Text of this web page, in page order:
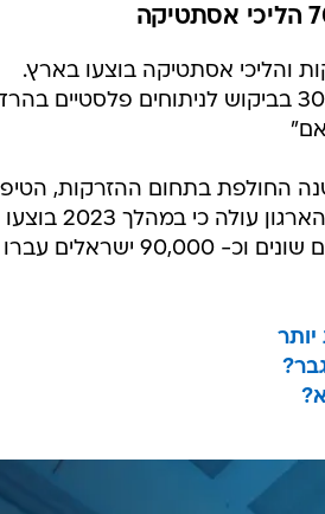
ניתוח פלסטי וכ - 700 אלף הזרקות והליכי אסתטיקה בוצעו בארץ.
במקביל מדווחים מומחי הארגון על עליה דרמטית של כ - 30% בביקוש לניתוחים
החולפת בתחום ההזרקות,
והניתוחים בישראל, לקראת קונגרס תל אביב 2024. מנתוני הארגון עולה כי במהלך 2023 בוצעו
בארץ כ- 700,000 הזרקות והליכי אסתטיקה רפואית מסוגים שונים וכ- 90,000 ישראלים עברו